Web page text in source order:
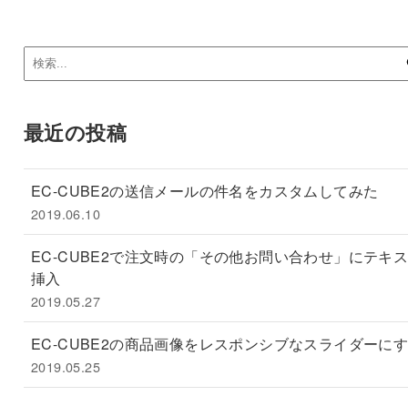
最近の投稿
EC-CUBE2の送信メールの件名をカスタムしてみた
2019.06.10
EC-CUBE2で注文時の「その他お問い合わせ」にテキ
挿入
2019.05.27
EC-CUBE2の商品画像をレスポンシブなスライダーに
2019.05.25